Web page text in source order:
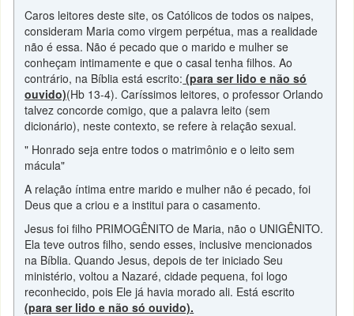
Caros leitores deste site, os Católicos de todos os naipes,
consideram Maria como virgem perpétua, mas a realidade
não é essa. Não é pecado que o marido e mulher se
conheçam intimamente e que o casal tenha filhos. Ao
contrário, na Bíblia está escrito: (para ser lido e não só
ouvido)(Hb 13-4). Caríssimos leitores, o professor Orlando
talvez concorde comigo, que a palavra leito (sem
dicionário), neste contexto, se refere à relação sexual.
" Honrado seja entre todos o matrimônio e o leito sem
mácula"
A relação íntima entre marido e mulher não é pecado, foi
Deus que a criou e a institui para o casamento.
Jesus foi filho PRIMOGÊNITO de Maria, não o UNIGÊNITO.
Ela teve outros filho, sendo esses, inclusive mencionados
na Bíblia. Quando Jesus, depois de ter iniciado Seu
ministério, voltou a Nazaré, cidade pequena, foi logo
reconhecido, pois Ele já havia morado ali. Está escrito
(para ser lido e não só ouvido).